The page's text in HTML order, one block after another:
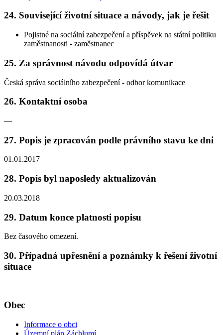
24. Související životní situace a návody, jak je řešit
Pojistné na sociální zabezpečení a příspěvek na státní politiku
zaměstnanosti - zaměstnanec
25. Za správnost návodu odpovídá útvar
Česká správa sociálního zabezpečení - odbor komunikace
26. Kontaktní osoba
—
27. Popis je zpracován podle právního stavu ke dni
01.01.2017
28. Popis byl naposledy aktualizován
20.03.2018
29. Datum konce platnosti popisu
Bez časového omezení.
30. Případná upřesnění a poznámky k řešení životní
situace
Obec
Informace o obci